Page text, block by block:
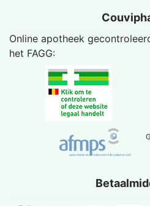
Online apotheek
het FAGG: